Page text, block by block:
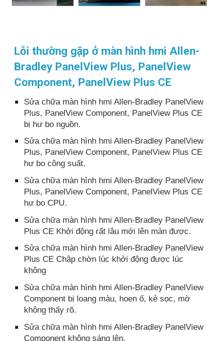
Lỗi thường gặp ở màn hình hmi Allen-
Bradley PanelView Plus, PanelView
Component, PanelView Plus CE
Sửa chữa màn hình hmi Allen-Bradley PanelView
Plus, PanelView Component, PanelView Plus CE
bị hư bo nguồn.
Sửa chữa màn hình hmi Allen-Bradley PanelView
Plus, PanelView Component, PanelView Plus CE
hư bo công suất.
Sửa chữa màn hình hmi Allen-Bradley PanelView
Plus, PanelView Component, PanelView Plus CE
hư bo CPU.
Sửa chữa màn hình hmi Allen-Bradley PanelView
Plus CE Khởi động rất lâu mới lên màn được.
Sửa chữa màn hình hmi Allen-Bradley PanelView
Plus CE Chập chờn lúc khởi động được lúc
không
Sửa chữa màn hình hmi Allen-Bradley PanelView
Component bị loang màu, hoen ố, kẻ sọc, mờ
không thấy rõ.
Sửa chữa màn hình hmi Allen-Bradley PanelView
Component không sáng lên.